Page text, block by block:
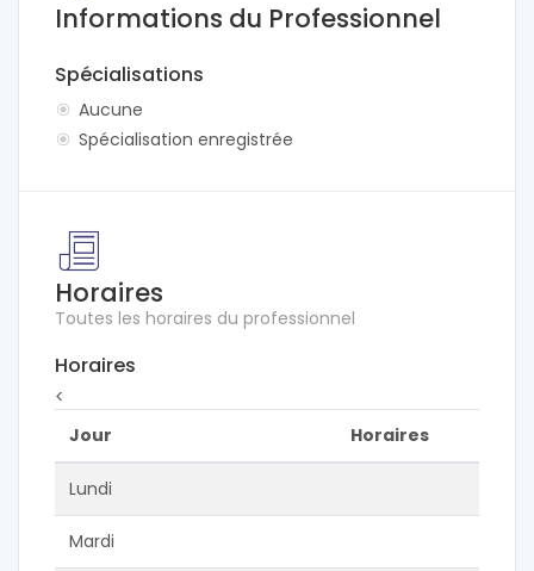
Informations du Professionnel
Spécialisations
Aucune
Spécialisation enregistrée
Horaires
Toutes les horaires du professionnel
Horaires
<
Jour
Horaires
Lundi
Mardi